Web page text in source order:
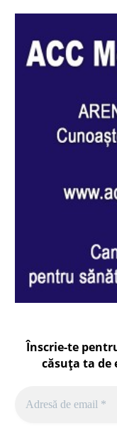
Înscrie-te
căsuța ta de